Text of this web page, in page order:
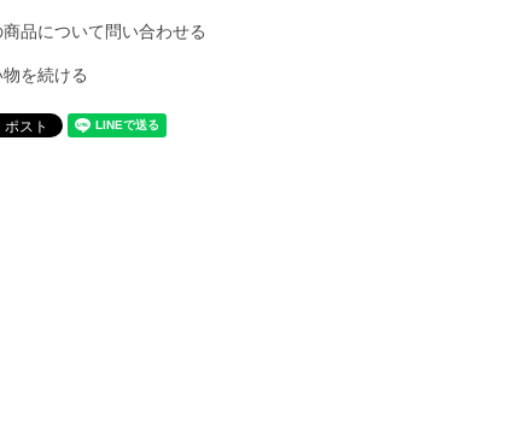
商品について問い合わせる
物を続ける